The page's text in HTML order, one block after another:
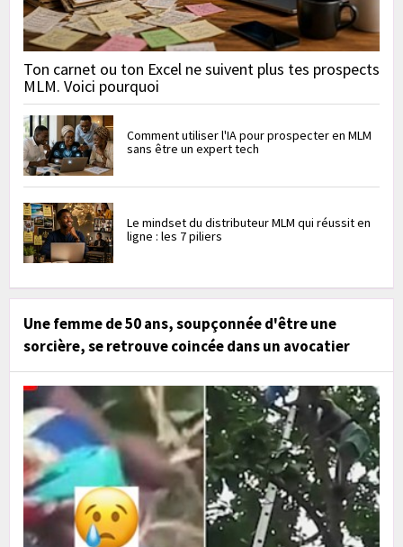
Ton carnet ou ton Excel ne suivent plus tes prospects
MLM. Voici pourquoi
Comment utiliser l'IA pour prospecter en MLM
sans être un expert tech
Le mindset du distributeur MLM qui réussit en
ligne : les 7 piliers
Une femme de 50 ans, soupçonnée d'être une
sorcière, se retrouve coincée dans un avocatier